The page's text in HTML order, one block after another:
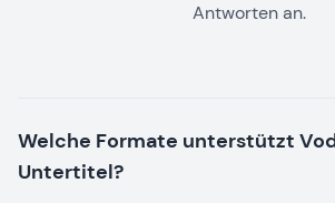
Antworten an.
Welche Formate unterstützt
Untertitel?